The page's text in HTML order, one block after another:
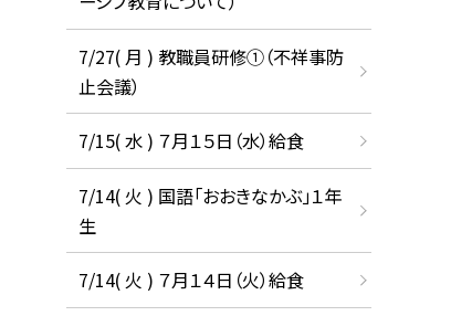
7/27( 月 ) 教職員研修①（不祥事防
止会議）
7/15( 水 ) ７月１５日（水）給食
7/14( 火 ) 国語「おおきなかぶ」１年
生
7/14( 火 ) ７月１４日（火）給食